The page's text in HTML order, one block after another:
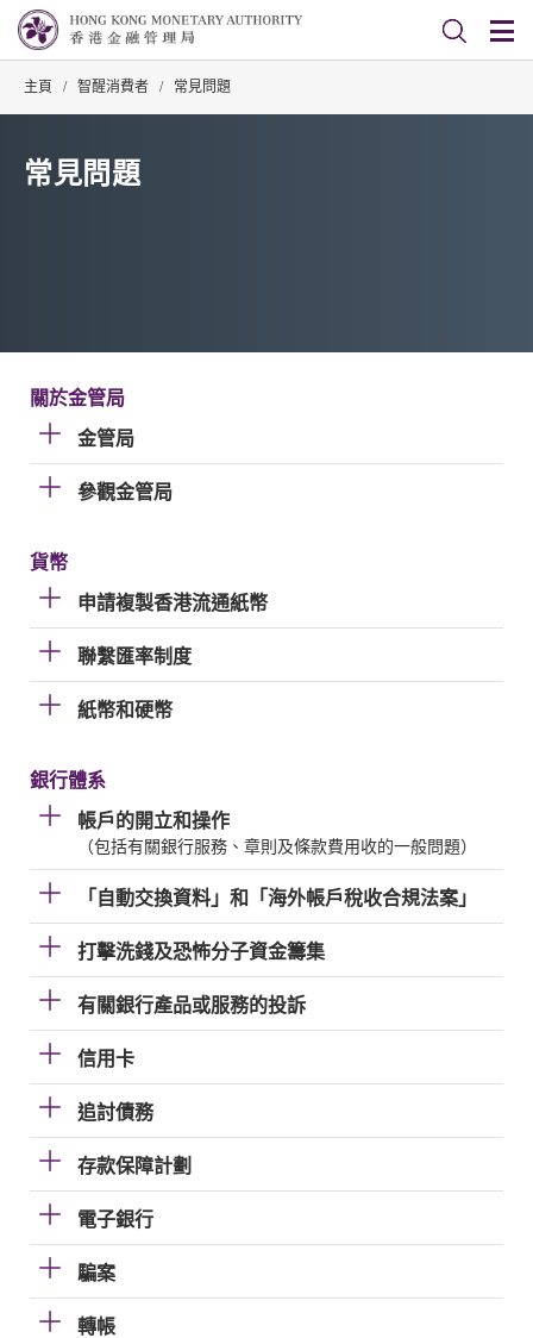
主頁 / 智醒消費者 / 常見問題
常見問題
關於金管局
金管局
參觀金管局
貨幣
申請複製香港流通紙幣
聯繫匯率制度
紙幣和硬幣
銀行體系
帳戶的開立和操作
（包括有關銀行服務、章則及條款費用收的一般問題）
「自動交換資料」和「海外帳戶稅收合規法案」
打擊洗錢及恐怖分子資金籌集
有關銀行產品或服務的投訴
信用卡
追討債務
存款保障計劃
電子銀行
騙案
轉帳